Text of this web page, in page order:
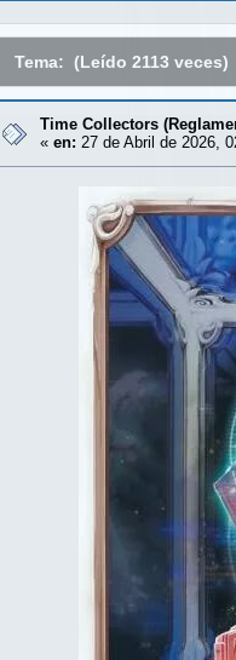
Tema: (Leído 2113 veces)
Time Collectors
« en: 27 de Abril de 2026,